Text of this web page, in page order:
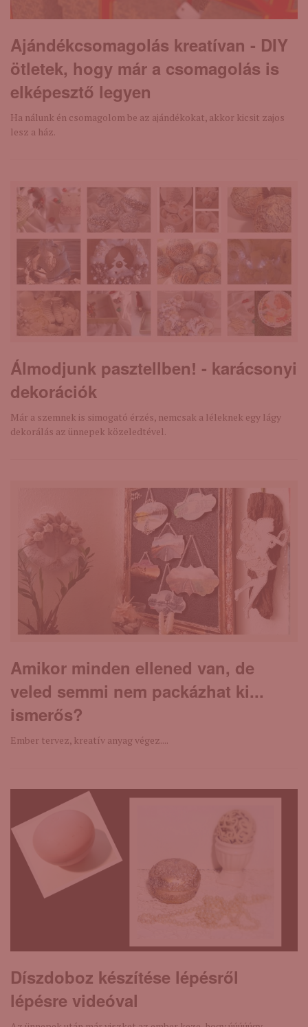
Ajándékcsomagolás kreatívan - DIY
ötletek, hogy már a csomagolás is
elképesztő legyen
Ha nálunk én csomagolom be az ajándékokat, akkor kicsit zajos
lesz a ház.
Álmodjunk pasztellben! - karácsonyi
dekorációk
Már a szemnek is simogató érzés, nemcsak a léleknek egy lágy
dekorálás az ünnepek közeledtével.
Amikor minden ellened van, de
veled semmi nem packázhat ki...
ismerős?
Ember tervez, kreatív anyag végez....
Díszdoboz készítése lépésről
lépésre videóval